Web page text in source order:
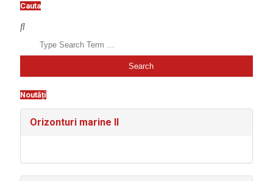
Cauta
Search
Noutăți
Orizonturi marine II